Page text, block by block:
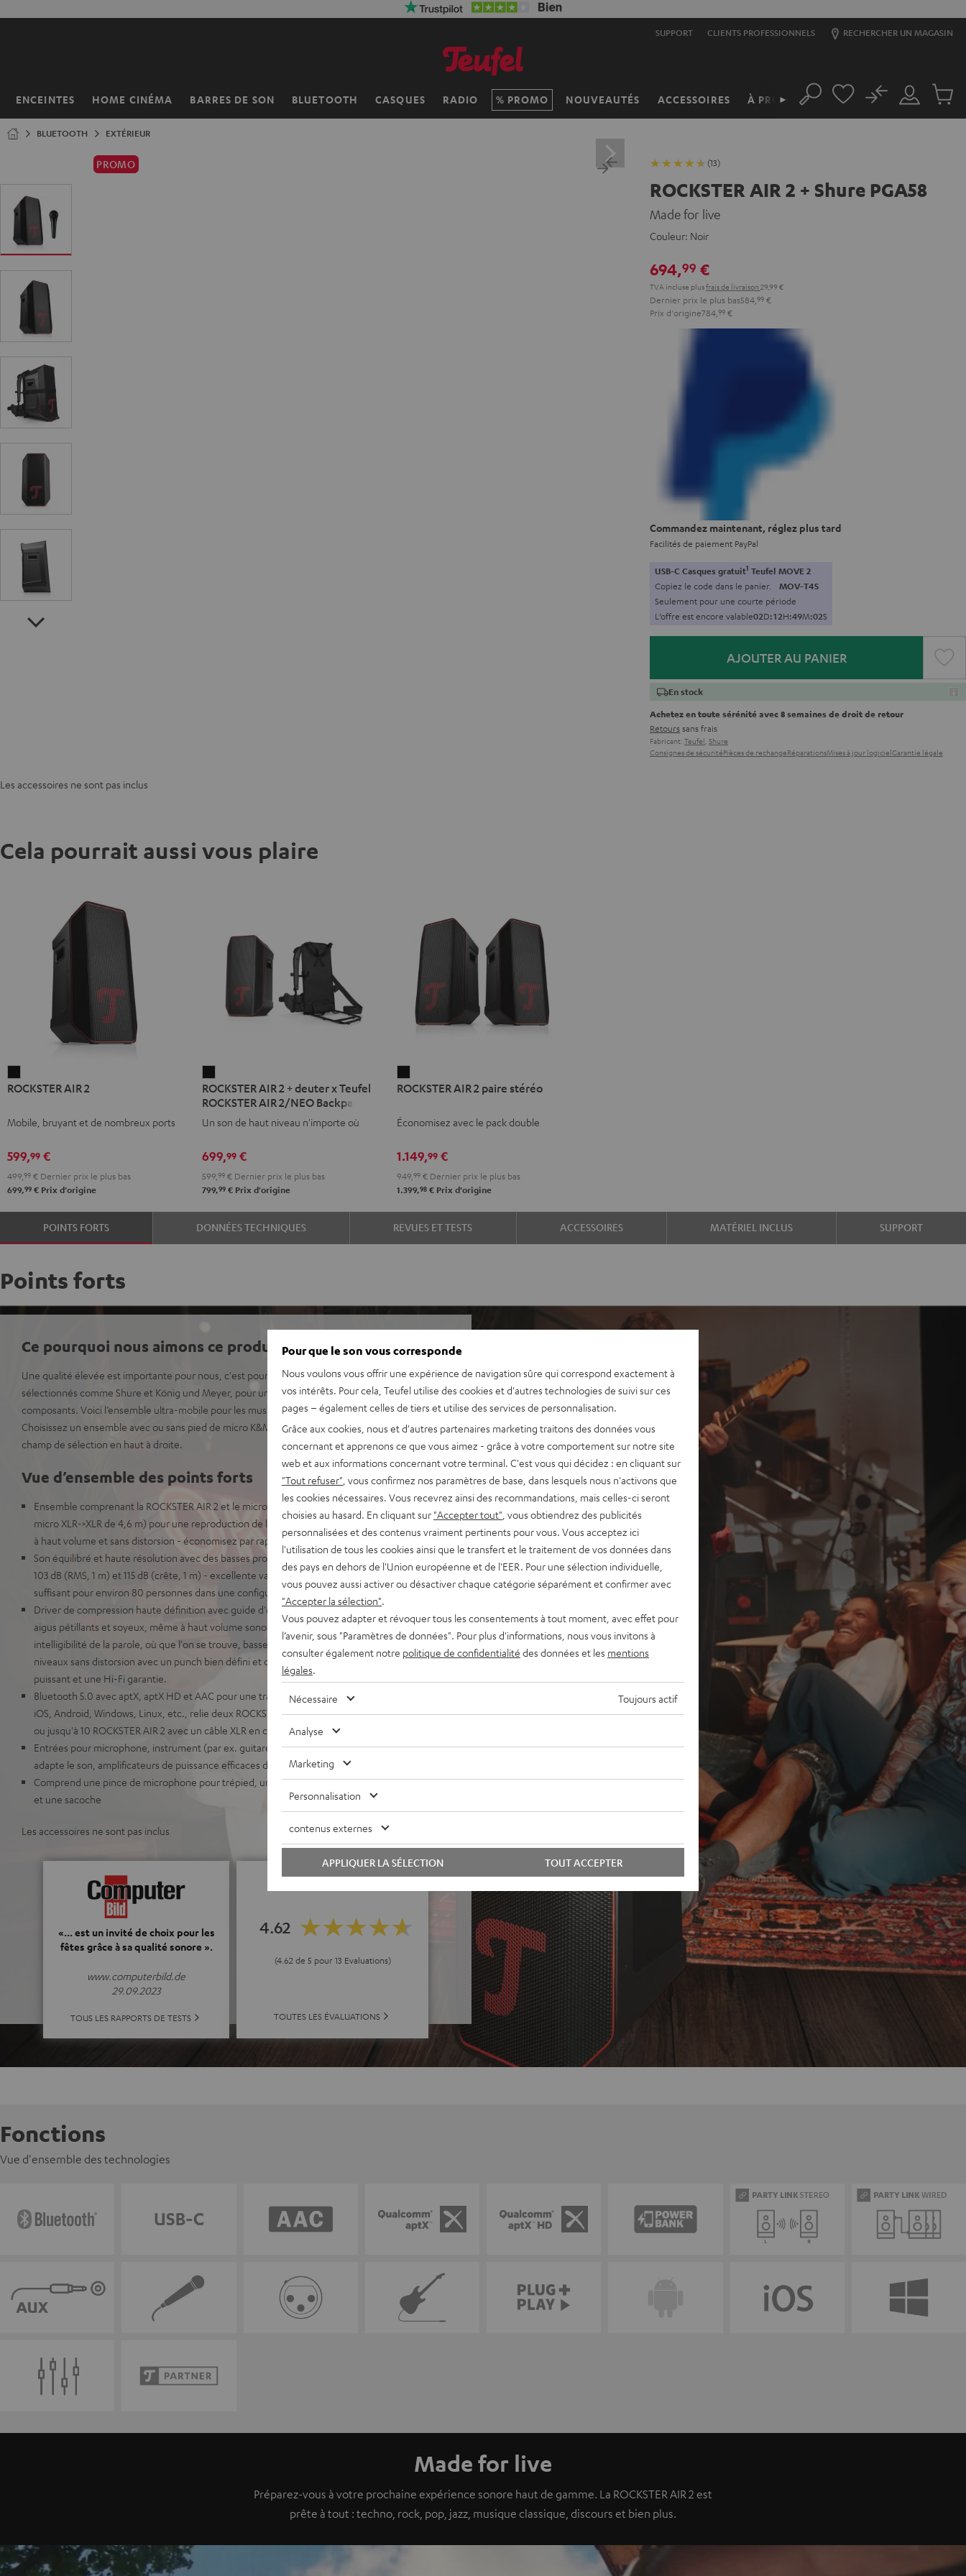
SUPPORT CLIENTS PROFESSIONNELS RECHERCHER UN MAGASIN
ENCEINTES HOME CINÉMA BARRES DE SON BLUETOOTH CASQUES RADIO PROMO NOUVEAUTÉS ACCESSOIRES À PROPOS
►
Page
Rechercher
Mon
compte
No
BLUETOOTH EXTÉRIEUR
PROMO (13)
ROCKSTER AIR 2 + Shure PGA58
Made for live
Couleur: Noir
694,99 €
TVA incluse plusfrais de livraison 29,99 €
Dernier prix le plus bas584, 99 €
Prix d'origine784, 99 €
Commandez maintenant, réglez plus tard
Facilités de paiement PayPal
USB-C Casques gratuit1 Teufel MOVE 2
Copiez le code dans le panier. MOV-T4S
Seulement pour une courte période
L’offre est encore valable02D:12H:49M:01S
AJOUTER AU PANIER
En stock
Achetez en toute sérénité avec 8 semaines de droit de retour
Retourssans frais
Fabricant: Teufel, Shure
Consignes de sécuritéPièces de rechangeRéparationsMises à jour logicielGarantie légale
Les accessoires ne sont pas inclus
Cela pourrait aussi vous plaire
AIR
Noir
ROCKSTER AIR 2
Mobile, bruyant et de nombreux ports
599,99 €
499, 99 € Dernier prix le plus bas
699,99 € Prix d'origine
AIR
2
+
x
Teufel
ROCKSTER
AIR
2/NEO
Backpack
ROCKSTER AIR 2 + deuter x Teufel
ROCKSTER AIR 2/NEO Backpack
Un son de haut niveau n'importe où
699,99€
599, 99€Dernier prix le plus bas
799,99€Prix d'origine
AIR
paire
Noir
ROCKSTER AIR 2 paire stéréo
Économisez avec le pack double
1.149,99€
949, 99€Dernier prix le plus bas
1.399,98€Prix d'origine
POINTS FORTS DONNÉES TECHNIQUES REVUES ET TESTS ACCESSOIRES MATÉRIEL INCLUS SUPPORT
Points forts
Ce pourquoi nous aimons ce produit
Une qualité élevée est importante pour nous, c'est pourquoi Teufel recommande des partenaires
sélectionnés comme Shure et König und Meyer, pour une interaction excellente de tous les
composants. Voici l’ensemble ultra-mobile pour les musiciens, les orateurs et les animatrices.
Choisissez un ensemble avec ou sans pied de micro K&M ou trépied K&M ROCKSTER AIR dans le
champ de sélection en haut à droite.
Vue d’ensemble des points forts
Ensemble comprenant la ROCKSTER AIR 2 et le microphone Shure PGA58 (y compris câble
micro XLR->XLR de 4,6 m) pour une reproduction de la musique et de la voix en haute qualité,
à haut volume et sans distorsion - économisez par rapport à des achats individuels.
Son équilibré et haute résolution avec des basses profondes et de grande impulsion, volume :
103 dB (RMS, 1 m) et 115 dB (crête, 1 m) - excellente valeur dans cette catégorie de taille,
suffisant pour environ 80 personnes dans une configuration stéréo.
Driver de compression haute définition avec guide d'ondes à directivité constante pour des
aigus pétillants et soyeux, même à haut volume sonore, large dispersion pour une très bonne
intelligibilité de la parole, où que l'on se trouve, basses de 250 mm à longue course pour des
niveaux sans distorsion avec un punch bien défini et des médiums naturels, pas un son
puissant et une Hi-Fi garantie.
Bluetooth 5.0 avec aptX, aptX HD et AAC pour une transmission sans perte et sans fil depuis
iOS, Android, Windows, Linux, etc., relie deux ROCKSTER AIR 2 sans fil en configuration stéréo
ou jusqu'à 10 ROCKSTER AIR 2 avec un câble XLR en configuration DJ.
Entrées pour microphone, instrument (par ex. guitare) et AUX, mixe le tout avec Bluetooth,
adapte le son, amplificateurs de puissance efficaces de classe D avec DSP 32 bits
Comprend une pince de microphone pour trépied, un câble de microphone (4,6 m, XLR-XLR)
et une sacoche
Les accessoires ne sont pas inclus
«... est un invité de choix pour les
fêtes grâce à sa qualité sonore ».
www.computerbild.de
29.09.2023
TOUS LES RAPPORTS DE TESTS
4.62
(4.62 de 5 pour 13 Evaluations)
TOUTES LES ÉVALUATIONS
Fonctions
Vue d'ensemble des technologies
Made for live
Préparez-vous à votre prochaine expérience sonore haut de gamme. La ROCKSTER AIR 2 est
prête à tout : techno, rock, pop, jazz, musique classique, discours et bien plus.
Pour que le son vous corresponde
Nous voulons vous offrir une expérience de navigation sûre qui correspond exactement à
vos intérêts. Pour cela, Teufel utilise des cookies et d'autres technologies de suivi sur ces
pages – également celles de tiers et utilise des services de personnalisation.
Grâce aux cookies, nous et d'autres partenaires marketing traitons des données vous
concernant et apprenons ce que vous aimez - grâce à votre comportement sur notre site
web et aux informations concernant votre terminal. C'est vous qui décidez : en cliquant sur
"Tout refuser" , vous confirmez nos paramètres de base, dans lesquels nous n'activons que
les cookies nécessaires. Vous recevrez ainsi des recommandations, mais celles-ci seront
choisies au hasard. En cliquant sur "Accepter tout" , vous obtiendrez des publicités
personnalisées et des contenus vraiment pertinents pour vous. Vous acceptez ici
l'utilisation de tous les cookies ainsi que le transfert et le traitement de vos données dans
des pays en dehors de l'Union européenne et de l'EER. Pour une sélection individuelle,
vous pouvez aussi activer ou désactiver chaque catégorie séparément et confirmer avec
"Accepter la sélection"
Vous pouvez adapter et révoquer tous les consentements à tout moment, avec effet pour
l’avenir, sous "Paramètres de données". Pour plus d'informations, nous vous invitons à
consulter également notre politique de confidentialité des données et les mentions
légales
Nécessaire Toujours actif
Analyse
Marketing
Personnalisation
contenus externes
TOUT ACCEPTER
APPLIQUER LA SÉLECTION